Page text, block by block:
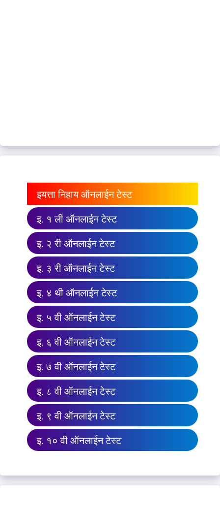
इयत्ता निहाय ऑनलाईन टेस्ट
इ. १ ली ऑनलाईन टेस्ट
इ. २ री ऑनलाईन टेस्ट
इ. ३ री ऑनलाईन टेस्ट
इ. ४ थी ऑनलाईन टेस्ट
इ. ५ वी ऑनलाईन टेस्ट
इ. ६ वी ऑनलाईन टेस्ट
इ. ७ वी ऑनलाईन टेस्ट
इ. ८ वी ऑनलाईन टेस्ट
इ. ९ वी ऑनलाईन टेस्ट
इ. १० वी ऑनलाईन टेस्ट